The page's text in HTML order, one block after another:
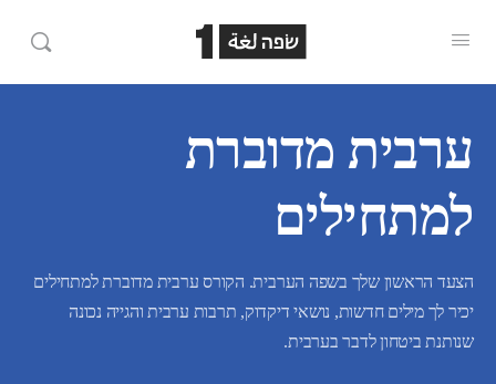
ערבית מדוברת
למתחילים
הצעד הראשון שלך בשפה הערבית. הקורס ערבית מדוברת למתחילים
יכיר לך מילים חדשות, נושאי דיקדוק, תרבות ערבית והגייה נכונה
שנותנת ביטחון לדבר בערבית.